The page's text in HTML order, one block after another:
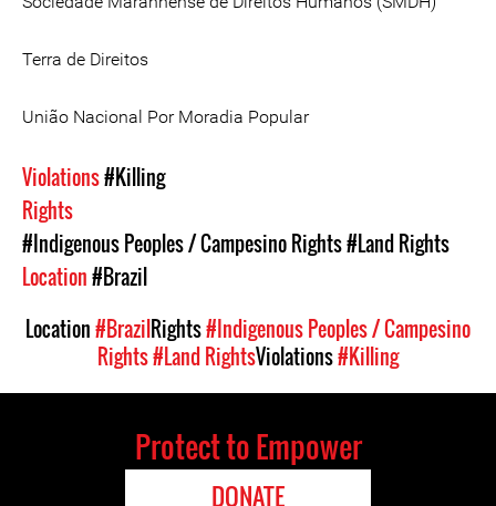
Terra de Direitos
União Nacional Por Moradia Popular
Violations#Killing
Rights
#Indigenous Peoples / Campesino Rights#Land Rights
Location#Brazil
Location#BrazilRights#Indigenous Peoples / Campesino
Rights#Land RightsViolations#Killing
Protect to Empower
DONATE